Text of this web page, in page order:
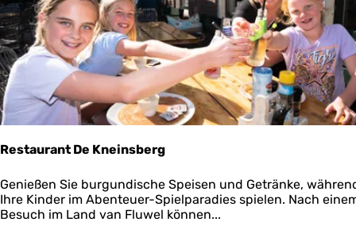
t
K
o
a
i
k
e
r
s
h
u
s
Restaurant De Kneinsberg
R
e
s
Genießen Sie burgundische Speisen und Getränke,
Ihre Kinder im Abenteuer-Spielparadies spielen. Nach
Besuch im Land van Fluwel können...